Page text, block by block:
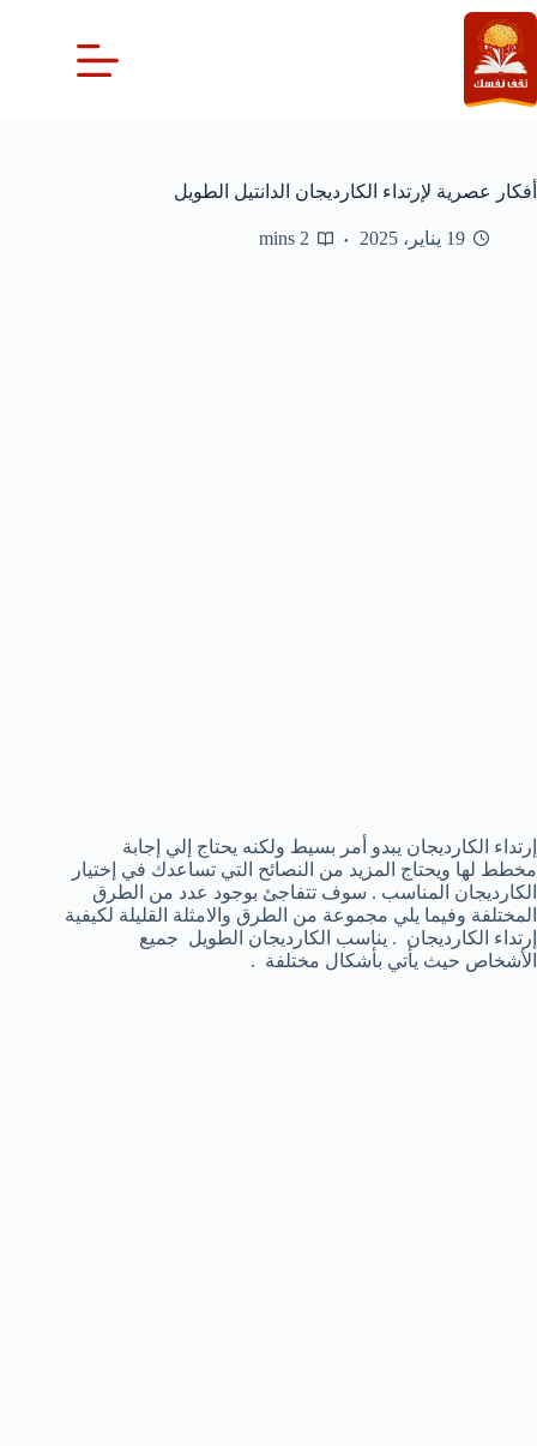
التجاوز
إلى
المحتوى
أفكار عصرية لإرتداء الكارديجان الدانتيل الطويل
19 يناير، 2025 2 mins
إرتداء الكارديجان يبدو أمر بسيط ولكنه يحتاج إلي إجابة
مخطط لها ويحتاج المزيد من النصائح التي تساعدك في إختيار
الكارديجان المناسب . سوف تتفاجئ بوجود عدد من الطرق
المختلفة وفيما يلي مجموعة من الطرق والامثلة القليلة لكيفية
إرتداء الكارديجان . يناسب الكارديجان الطويل جميع
الأشخاص حيث يأتي بأشكال مختلفة .